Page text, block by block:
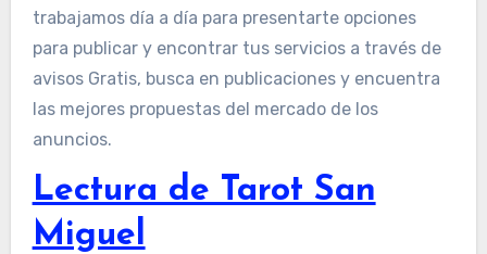
trabajamos día a día para presentarte opciones
para publicar y encontrar tus servicios a través de
avisos Gratis, busca en publicaciones y encuentra
las mejores propuestas del mercado de los
anuncios.
Lectura de Tarot San
Miguel